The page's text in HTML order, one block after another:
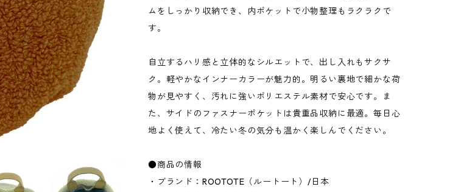
ムをしっかり収納でき、内ポケットで小物整理もラクラクで
す。
自立するハリ感と立体的なシルエットで、出し入れもサクサ
ク。軽やかなインナーカラーが魅力的。明るい裏地で細かな荷
物が見やすく、汚れに強いポリエステル素材で安心です。ま
た、サイドのファスナーポケットは貴重品収納に最適。毎日心
地よく使えて、冷たい冬の気分も温かく楽しんでください。
●商品の情報
・ブランド：ROOTOTE（ルートート）/日本